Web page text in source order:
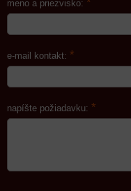
meno a priezvisko:
e-mail kontakt: *
napíšte požiadavku: *